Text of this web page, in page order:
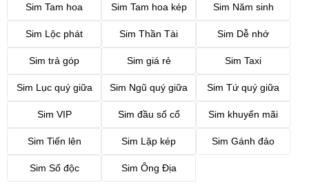
Sim Tam hoa Sim Tam hoa kép Sim Năm sinh
Sim Lộc phát Sim Thần Tài Sim Dễ nhớ
Sim trả góp Sim giá rẻ Sim Taxi
Sim Lục quý giữa Sim Ngũ quý giữa Sim Tứ quý giữa
Sim VIP Sim đầu số cổ Sim khuyến mãi
Sim Tiến lên Sim Lặp kép Sim Gánh đảo
Sim Số độc Sim Ông Địa